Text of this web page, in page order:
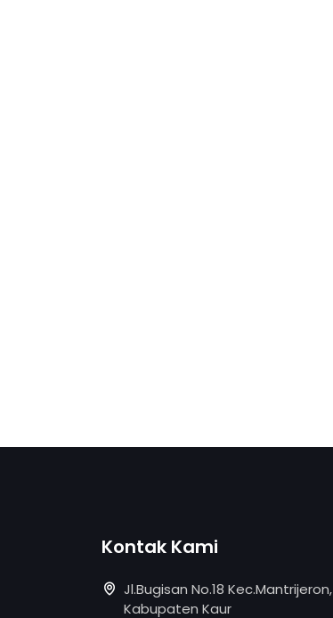
Kontak Kami
Jl.Bugisan No.18 Kec.Mantrijeron,
Kabupaten Kaur